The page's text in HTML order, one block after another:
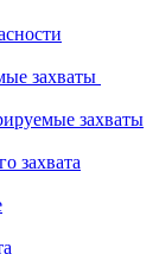
захваты
захваты
захвата